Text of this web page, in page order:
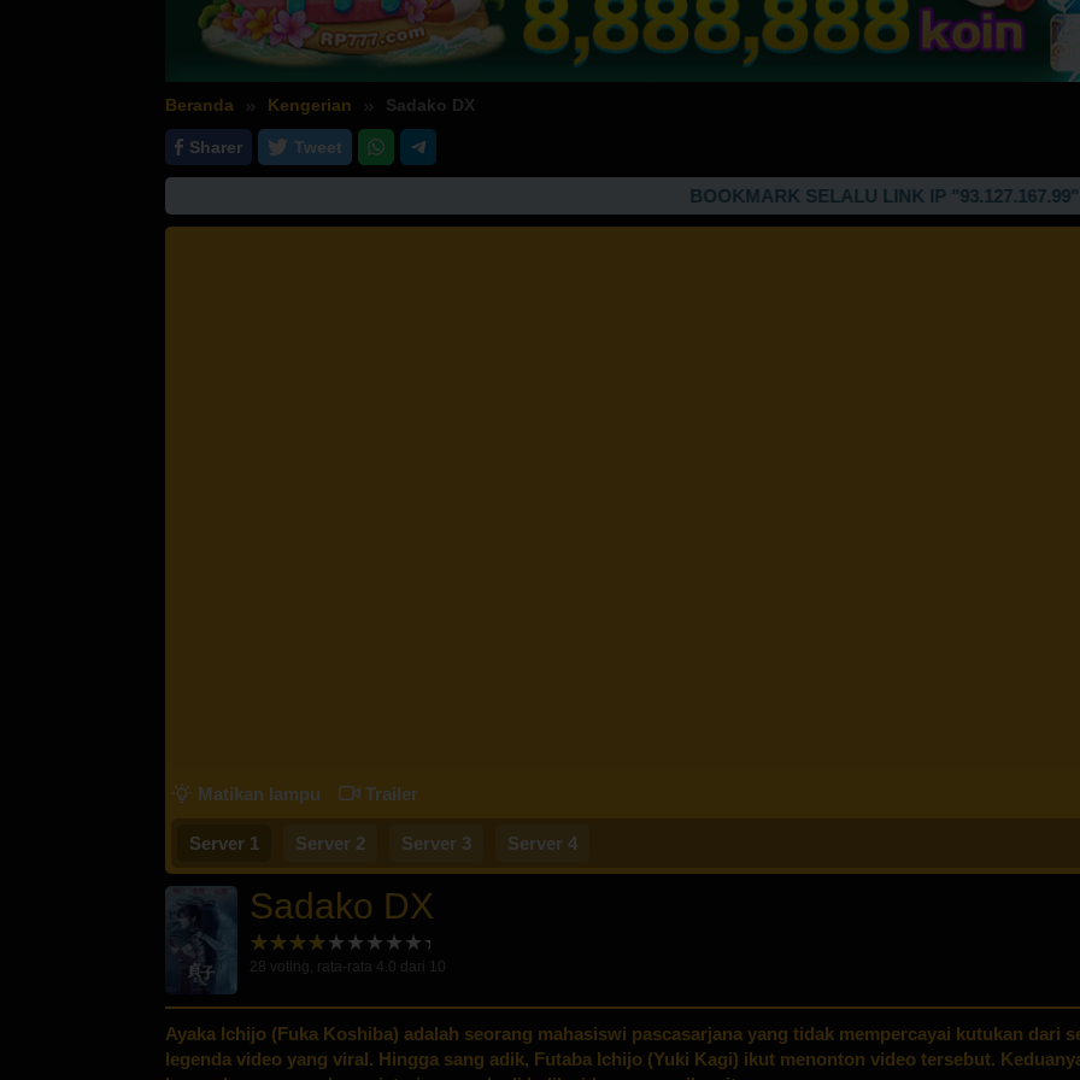
Beranda Kengerian Sadako DX
Sharer Tweet
BOOKMARK SELALU LINK IP "93.127.167.99"
Matikan lampu Trailer
Server 1 Server 2 Server 3 Server 4
Sadako DX
28 voting, rata-rata 4.0 dari 10
Ayaka Ichijo (Fuka Koshiba) adalah seorang mahasiswi pascasarjana yang tidak mempercayai kutukan dari
legenda video yang viral. Hingga sang adik, Futaba Ichijo (Yuki Kagi) ikut menonton video tersebut.